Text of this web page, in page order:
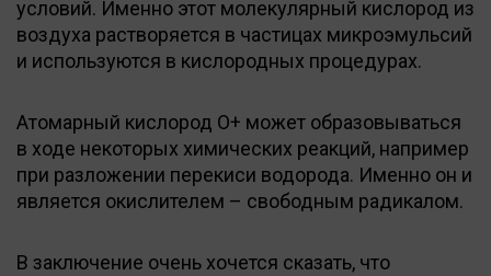
условий. Именно этот молекулярный кислород из
воздуха растворяется в частицах микроэмульсий
и используются в кислородных процедурах.
Атомарный кислород О+ может образовываться
в ходе некоторых химических реакций, например
при разложении перекиси водорода. Именно он и
является окислителем – свободным радикалом.
В заключение очень хочется сказать, что